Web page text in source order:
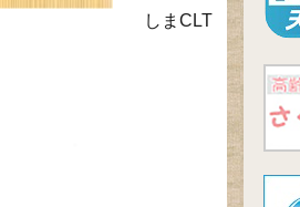
しまCLT